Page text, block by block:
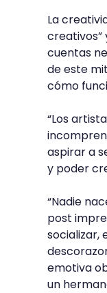
La
creativos”
cuentas
de este
cómo
“Los
aspirar a
y poder
“Nadie
post
socializar,
emotiva
un